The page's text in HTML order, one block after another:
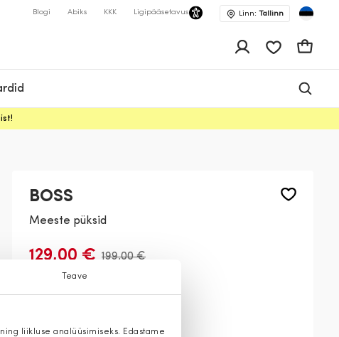
Teave
liikluse analüüsimiseks. Edastame
Blogi Abiks KKK Ligipääsetavus Linn: Tallinn
BOSS
Meeste püksid
129,00 € 199,00 €